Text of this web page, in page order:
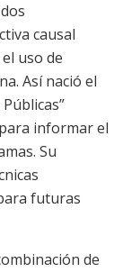
causal
uso de
Así nació el
informar el
Su
futuras
de